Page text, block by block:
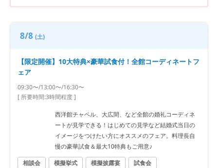
8/8 (土)
【限定開催】10大特典×豪華試食付！全館コーディネートフ
ェア
09:30〜/13:00〜/16:30〜
[ 所要時間:3時間程度]
西洋館チャペル、大広間、など全館の婚礼コーディネ
ートが見学できる！はじめての見学など結婚式当日の
イメージをつけたい方にオススメのフェア。料理長自
慢の豪華試食＆最大10特典もご用意♪
相談会
模擬挙式 模擬披露宴
試食会